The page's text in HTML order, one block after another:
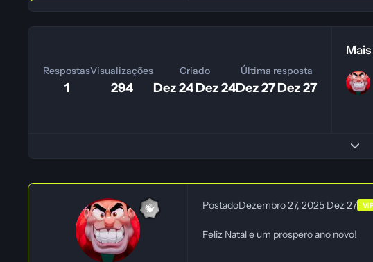
Respostas
1
Visualizações
294
Criado
Dez 24Dez 24
Última resposta
Dez 27Dez 27
PostadoDezembro 27, 2025 Dez 27
Feliz Natal e um prospero ano novo!